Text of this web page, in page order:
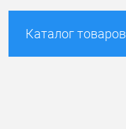
Каталог товаров